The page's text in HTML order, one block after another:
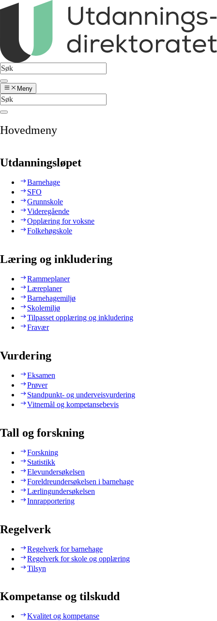
Meny
Hovedmeny
Utdanningsløpet
Barnehage
SFO
Grunnskole
Videregående
Opplæring for voksne
Folkehøgskole
Læring og inkludering
Rammeplaner
Læreplaner
Barnehagemiljø
Skolemiljø
Tilpasset opplæring og inkludering
Fravær
Vurdering
Eksamen
Prøver
Standpunkt- og underveisvurdering
Vitnemål og kompetansebevis
Tall og forskning
Forskning
Statistikk
Elevundersøkelsen
Foreldreundersøkelsen i barnehage
Lærlingundersøkelsen
Innrapportering
Regelverk
Regelverk for barnehage
Regelverk for skole og opplæring
Tilsyn
Kompetanse og tilskudd
Kvalitet og kompetanse